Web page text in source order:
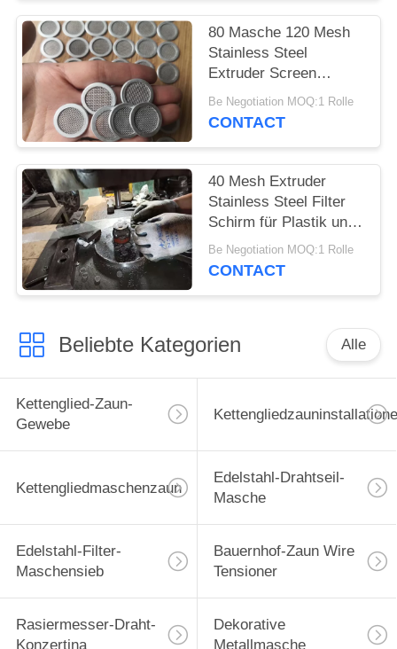
80 Masche 120 Mesh
Stainless Steel
Extruder Screen
fertigte der Maschen-
100 besonders an
Be Negotiation MOQ:1 Rolle
CONTACT
40 Mesh Extruder
Stainless Steel Filter
Schirm für Plastik und
Gummiprofil
Be Negotiation MOQ:1 Rolle
CONTACT
Beliebte Kategorien Alle
Kettenglied-Zaun-
Gewebe
Kettengliedmaschenzaun
Edelstahl-Drahtseil-
Masche
Edelstahl-Filter-
Maschensieb
Bauernhof-Zaun Wire
Tensioner
Rasiermesser-Draht-
Konzertina
Dekorative
Metallmasche